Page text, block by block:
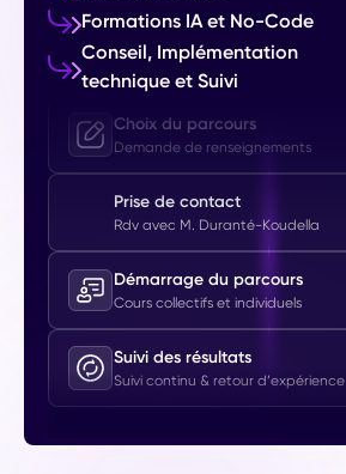
Formations IA et No-Code
Conseil, Implémentation
technique et Suivi
Choix du parcours
Demande de renseignements
Prise de contact
Rdv avec M. Duranté-Koudella
Démarrage du parcours
Cours collectifs et individuels
Suivi des résultats
Suivi continu & retour d’expérience